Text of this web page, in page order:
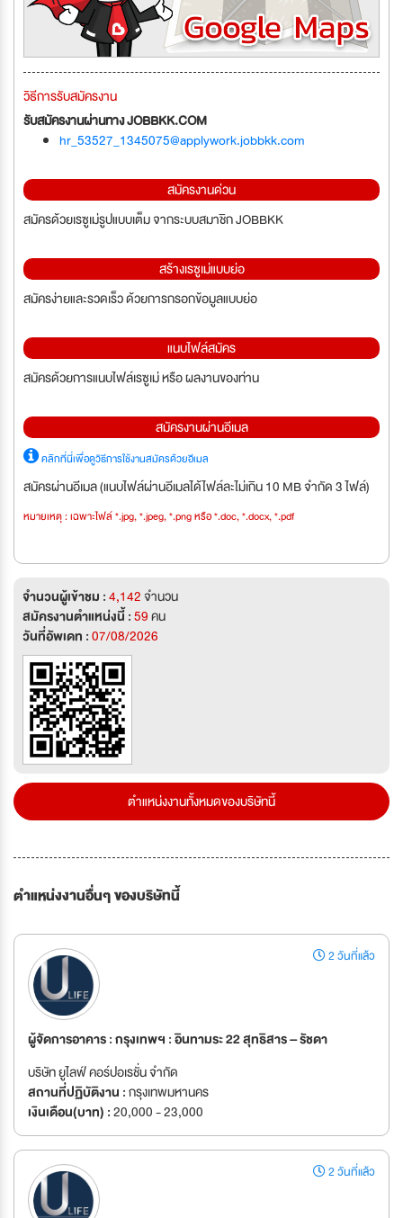
วิธีการรับสมัครงาน
รับสมัครงานผ่านทาง JOBBKK.COM
hr_53527_1345075@applywork.jobbkk.com
สมัครงานด่วน
สมัครด้วยเรซูเม่รูปแบบเต็ม จากระบบสมาชิก JOBBKK
สร้างเรซูเม่แบบย่อ
สมัครง่ายและรวดเร็ว ด้วยการกรอกข้อมูลแบบย่อ
แนบไฟล์สมัคร
สมัครด้วยการแนบไฟล์เรซูเม่ หรือ ผลงานของท่าน
สมัครงานผ่านอีเมล
คลิกที่นี่เพื่อดูวิธีการใช้งานสมัครด้วยอีเมล
สมัครผ่านอีเมล (แนบไฟล์ผ่านอีเมลได้ไฟล์ละไม่เกิน 10 MB จำกัด 3 ไฟล์)
หมายเหตุ : เฉพาะไฟล์ *.jpg, *.jpeg, *.png หรือ *.doc, *.docx, *.pdf
จำนวนผู้เข้าชม :4,142จำนวน
สมัครงานตำแหน่งนี้ :59คน
วันที่อัพเดท :07/08/2026
ตำแหน่งงานทั้งหมดของบริษัทนี้
ตำแหน่งงานอื่นๆ ของบริษัทนี้
2 วันที่แล้ว
ผู้จัดการอาคาร : กรุงเทพฯ : อินทามระ 22 สุทธิสาร – รัชดา
บริษัท ยูไลฟ์ คอร์ปอเรชั่น จำกัด
สถานที่ปฏิบัติงาน :กรุงเทพมหานคร
เงินเดือน(บาท) :20,000 - 23,000
2 วันที่แล้ว